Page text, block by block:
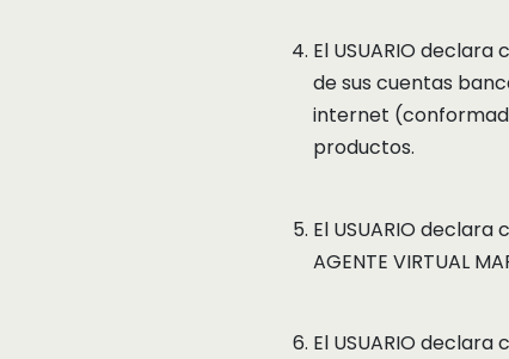
El USUARIO
de sus cuentas
internet
productos.
El USUARIO
AGENTE VIRTUAL
El USUARIO